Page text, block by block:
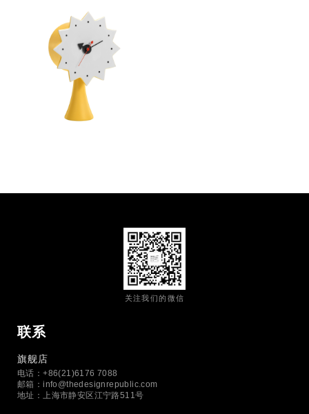
关注我们的微信
联系
旗舰店
电话：+86(21)6176 7088
邮箱：info@thedesignrepublic.com
地址：上海市静安区江宁路511号